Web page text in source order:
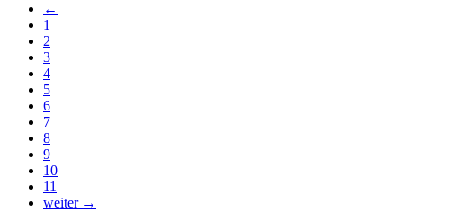
←
1
2
3
4
5
6
7
8
9
10
11
weiter →